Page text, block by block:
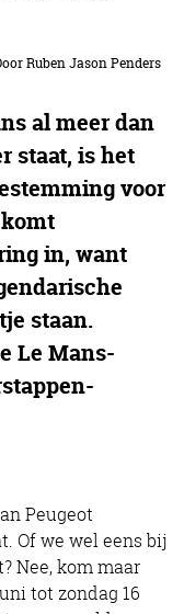
Ruben Jason Penders
al meer dan
staat, is het
voor
in, want
staan.
Le Mans-
Peugeot
Of we wel eens bij
Nee, kom maar
tot zondag 16